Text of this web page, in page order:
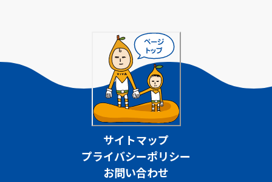
サイトマップ
プライバシーポリシー
お問い合わせ